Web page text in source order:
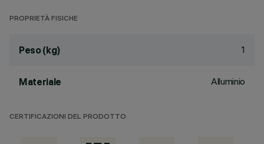
PROPRIETÀ FISICHE
Peso (kg) 1
Materiale Alluminio
CERTIFICAZIONI DEL PRODOTTO